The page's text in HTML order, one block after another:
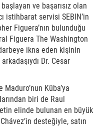
ve başarısız olan
istihbarat servisi SEBIN’in
Figuera’nın bulunduğu
Figuera The Washington
ikna eden kişinin
Dr. Cesar
Küba’ya
biri de Raul
elinde bulunan en büyük
desteğiyle, satın